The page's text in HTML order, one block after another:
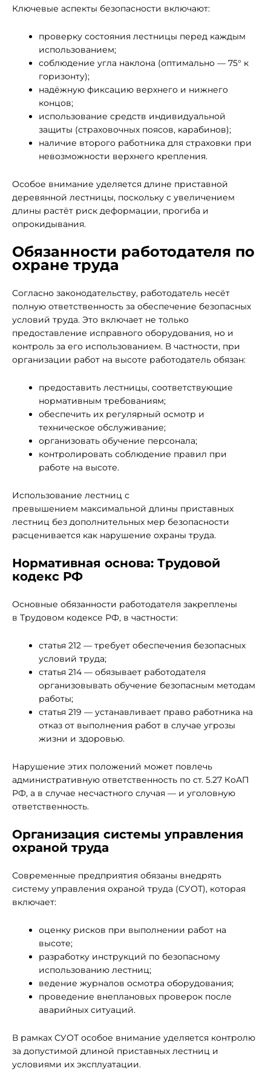
Ключевые аспекты безопасности включают:
проверку состояния лестницы перед каждым
использованием;
соблюдение угла наклона (оптимально — 75° к
горизонту);
надёжную фиксацию верхнего и нижнего
концов;
использование средств индивидуальной
защиты (страховочных поясов, карабинов);
наличие второго работника для страховки при
невозможности верхнего крепления.
Особое внимание уделяется длине приставной
деревянной лестницы, поскольку с увеличением
длины растёт риск деформации, прогиба и
опрокидывания.
Обязанности работодателя по
охране труда
Согласно законодательству, работодатель несёт
полную ответственность за обеспечение безопасных
условий труда. Это включает не только
предоставление исправного оборудования, но и
контроль за его использованием. В частности, при
организации работ на высоте работодатель обязан:
предоставить лестницы, соответствующие
нормативным требованиям;
обеспечить их регулярный осмотр и
техническое обслуживание;
организовать обучение персонала;
контролировать соблюдение правил при
работе на высоте.
Использование лестниц с
превышением максимальной длины приставных
лестниц без дополнительных мер безопасности
расценивается как нарушение охраны труда.
Нормативная основа: Трудовой
кодекс РФ
Основные обязанности работодателя закреплены
в Трудовом кодексе РФ, в частности:
статья 212 — требует обеспечения безопасных
условий труда;
статья 214 — обязывает работодателя
организовывать обучение безопасным методам
работы;
статья 219 — устанавливает право работника на
отказ от выполнения работ в случае угрозы
жизни и здоровью.
Нарушение этих положений может повлечь
административную ответственность по ст. 5.27 КоАП
РФ, а в случае несчастного случая — и уголовную
ответственность.
Организация системы управления
охраной труда
Современные предприятия обязаны внедрять
систему управления охраной труда (СУОТ), которая
включает:
оценку рисков при выполнении работ на
высоте;
разработку инструкций по безопасному
использованию лестниц;
ведение журналов осмотра оборудования;
проведение внеплановых проверок после
аварийных ситуаций.
В рамках СУОТ особое внимание уделяется контролю
за допустимой длиной приставных лестниц и
условиями их эксплуатации.